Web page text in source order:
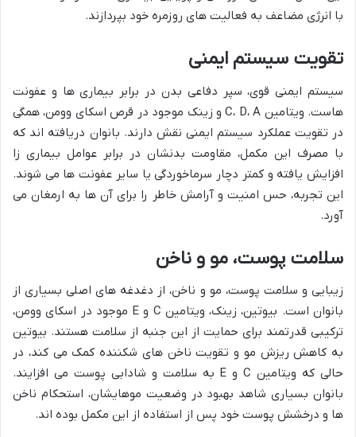
با انرژی مضاعف به فعالیت های روزمره خود بپردازند.
تقویت سیستم ایمنی
سیستم ایمنی قوی، سپر دفاعی بدن در برابر بیماری ها و عفونت
هاست. ویتامین C، D، A و زینک موجود در قرص اسکای وومن، همگی
در تقویت عملکرد سیستم ایمنی نقش دارند. بانوان دریافته اند که
با مصرف این مکمل، مقاومت بدنشان در برابر عوامل بیماری زا
افزایش یافته و کمتر دچار سرماخوردگی یا سایر عفونت ها می شوند.
این تجربه، حس امنیت و آرامش خاطر را برای آن ها به ارمغان می
آورد.
سلامت پوست، مو و ناخن
زیبایی و سلامت پوست، مو و ناخن، از دغدغه های اصلی بسیاری از
بانوان است. بیوتین، زینک، ویتامین C و E موجود در اسکای وومن،
ترکیبی قدرتمند برای حمایت از این جنبه از سلامت هستند. بیوتین
به کاهش ریزش مو و تقویت ناخن های شکننده کمک می کند، در
حالی که ویتامین C و E به سلامت و شادابی پوست می افزایند.
بانوان بسیاری شاهد بهبود در وضعیت موهایشان، استحکام ناخن
ها و درخشش پوست خود پس از استفاده از این مکمل بوده اند.